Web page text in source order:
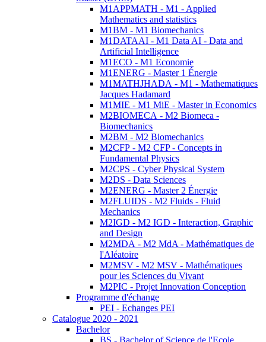
M1APPMATH - M1 - Applied
Mathematics and statistics
M1BM - M1 Biomechanics
M1DATAAI - M1 Data AI - Data and
Artificial Intelligence
M1ECO - M1 Economie
M1ENERG - Master 1 Énergie
M1MATHJHADA - M1 - Mathematiques
Jacques Hadamard
M1MIE - M1 MiE - Master in Economics
M2BIOMECA - M2 Biomeca -
Biomechanics
M2BM - M2 Biomechanics
M2CFP - M2 CFP - Concepts in
Fundamental Physics
M2CPS - Cyber Physical System
M2DS - Data Sciences
M2ENERG - Master 2 Énergie
M2FLUIDS - M2 Fluids - Fluid
Mechanics
M2IGD - M2 IGD - Interaction, Graphic
and Design
M2MDA - M2 MdA - Mathématiques de
l'Aléatoire
M2MSV - M2 MSV - Mathématiques
pour les Sciences du Vivant
M2PIC - Projet Innovation Conception
Programme d'échange
PEI - Echanges PEI
Catalogue 2020 - 2021
Bachelor
BS - Bachelor of Science de l'Ecole